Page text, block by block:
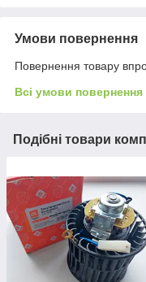
Умови повернення
Повернення товару
Всі умови повернення
Подібні товари